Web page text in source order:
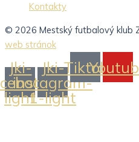
Kontakty
© 2026 Mestský futbalový klub
web stránok
Jki-
light
Jki-
instagram-
1-light
Tiktok